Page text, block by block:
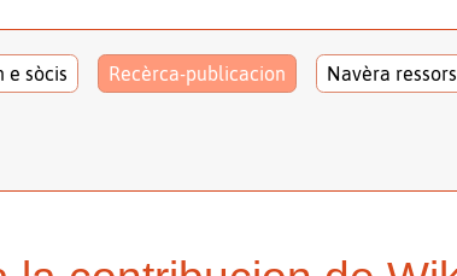
e sòcis Recèrca-publicacion Navèra